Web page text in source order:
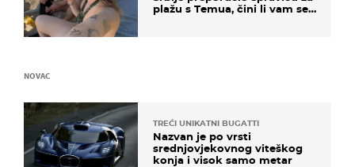
plažu s Temua, čini li vam se
NOVAC
TREĆI UNIKATNI BUGATTI
Nazvan je po vrsti
srednjovjekovnog viteškog
konja i visok samo metar